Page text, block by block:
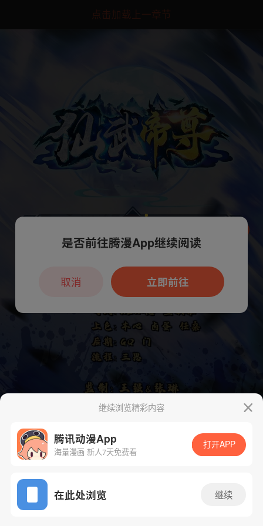
点击加载上一章节
App免费看
下一话
继续浏览精彩内容
腾讯动漫App
海量漫画 新人7天免费看
打开APP
在此处浏览 继续
本章节仅支持App阅读，可打开App新用
户7天免费看
是否前往腾漫App继续阅读
立即前往
取消